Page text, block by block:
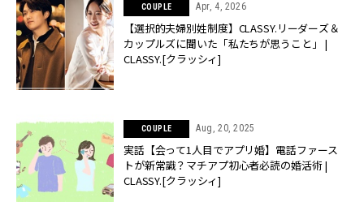
COUPLE Apr, 4, 2026
【選択的夫婦別姓制度】CLASSY.リーダーズ＆
カップルズに聞いた「私たちが思うこと」 |
CLASSY.[クラッシィ]
COUPLE Aug, 20, 2025
実話【会って1人目でアプリ婚】電話ファース
トが新常識？マチアプ初心者必読の婚活術 |
CLASSY.[クラッシィ]